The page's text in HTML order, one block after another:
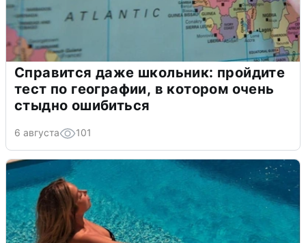
Справится даже школьник: пройдите
тест по географии, в котором очень
стыдно ошибиться
6 августа 101